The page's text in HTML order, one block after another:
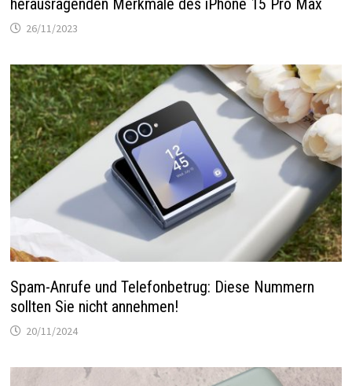
26/11/2023
Spam-Anrufe und Telefonbetrug: Diese Nummern
sollten Sie nicht annehmen!
20/11/2024